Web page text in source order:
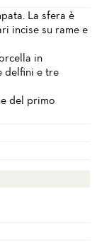
La sfera è
incise su rame e
in
delfini e tre
del primo